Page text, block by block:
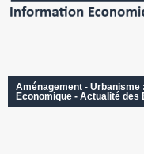
Aménagement - Urbanisme
Economique - Actualité des